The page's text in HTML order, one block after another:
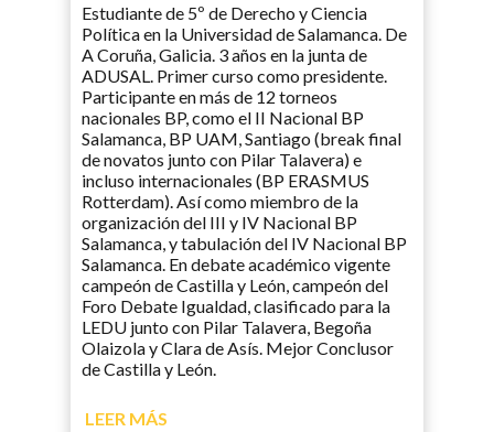
Estudiante de 5º de Derecho y Ciencia
Política en la Universidad de Salamanca. De
A Coruña, Galicia. 3 años en la junta de
ADUSAL. Primer curso como presidente.
Participante en más de 12 torneos
nacionales BP, como el II Nacional BP
Salamanca, BP UAM, Santiago (break final
de novatos junto con Pilar Talavera) e
incluso internacionales (BP ERASMUS
Rotterdam). Así como miembro de la
organización del III y IV Nacional BP
Salamanca, y tabulación del IV Nacional BP
Salamanca. En debate académico vigente
campeón de Castilla y León, campeón del
Foro Debate Igualdad, clasificado para la
LEDU junto con Pilar Talavera, Begoña
Olaizola y Clara de Asís. Mejor Conclusor
de Castilla y León.
LEER MÁS